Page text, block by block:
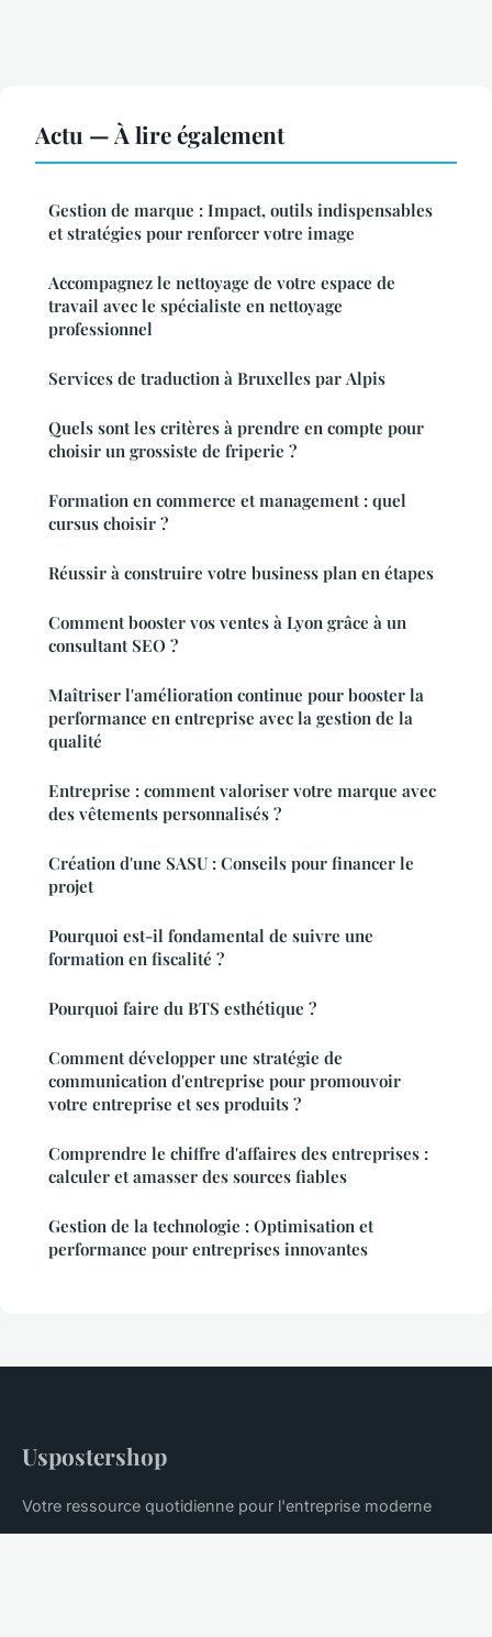
Actu — À lire également
Gestion de marque : Impact, outils indispensables
et stratégies pour renforcer votre image
Accompagnez le nettoyage de votre espace de
travail avec le spécialiste en nettoyage
professionnel
Services de traduction à Bruxelles par Alpis
Quels sont les critères à prendre en compte pour
choisir un grossiste de friperie ?
Formation en commerce et management : quel
cursus choisir ?
Réussir à construire votre business plan en étapes
Comment booster vos ventes à Lyon grâce à un
consultant SEO ?
Maîtriser l'amélioration continue pour booster la
performance en entreprise avec la gestion de la
qualité
Entreprise : comment valoriser votre marque avec
des vêtements personnalisés ?
Création d'une SASU : Conseils pour financer le
projet
Pourquoi est-il fondamental de suivre une
formation en fiscalité ?
Pourquoi faire du BTS esthétique ?
Comment développer une stratégie de
communication d'entreprise pour promouvoir
votre entreprise et ses produits ?
Comprendre le chiffre d'affaires des entreprises :
calculer et amasser des sources fiables
Gestion de la technologie : Optimisation et
performance pour entreprises innovantes
Uspostershop
Votre ressource quotidienne pour l'entreprise moderne